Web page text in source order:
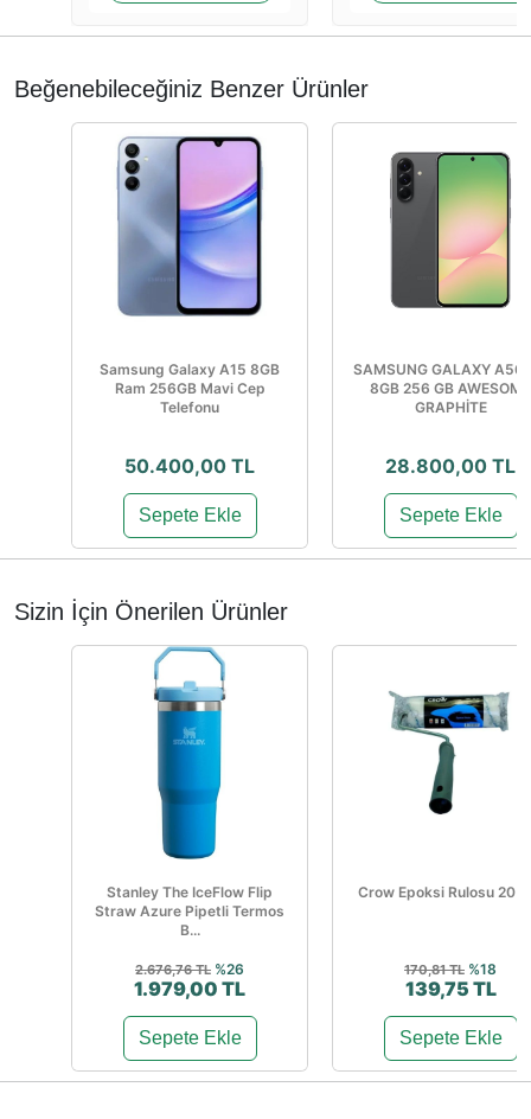
Beğenebileceğiniz Benzer Ürünler
Samsung Galaxy A15 8GB
Ram 256GB Mavi Cep
Telefonu
50.400,00 TL
Sepete Ekle
SAMSUNG GALAXY A56
8GB 256 GB AWESOME
GRAPHİTE
28.800,00 TL
Sepete Ekle
Sizin İçin Önerilen Ürünler
Stanley The IceFlow Flip
Straw Azure Pipetli Termos
B...
2.676,76 TL %26
1.979,00 TL
Sepete Ekle
Crow Epoksi Rulosu 20
170,81 TL %18
139,75 TL
Sepete Ekle